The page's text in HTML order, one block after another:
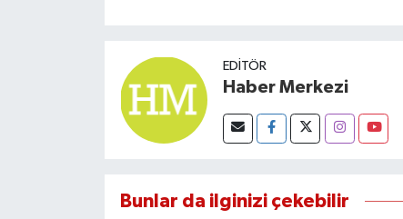
EDITÖR
Haber Merkezi
Bunlar da ilginizi çekebilir